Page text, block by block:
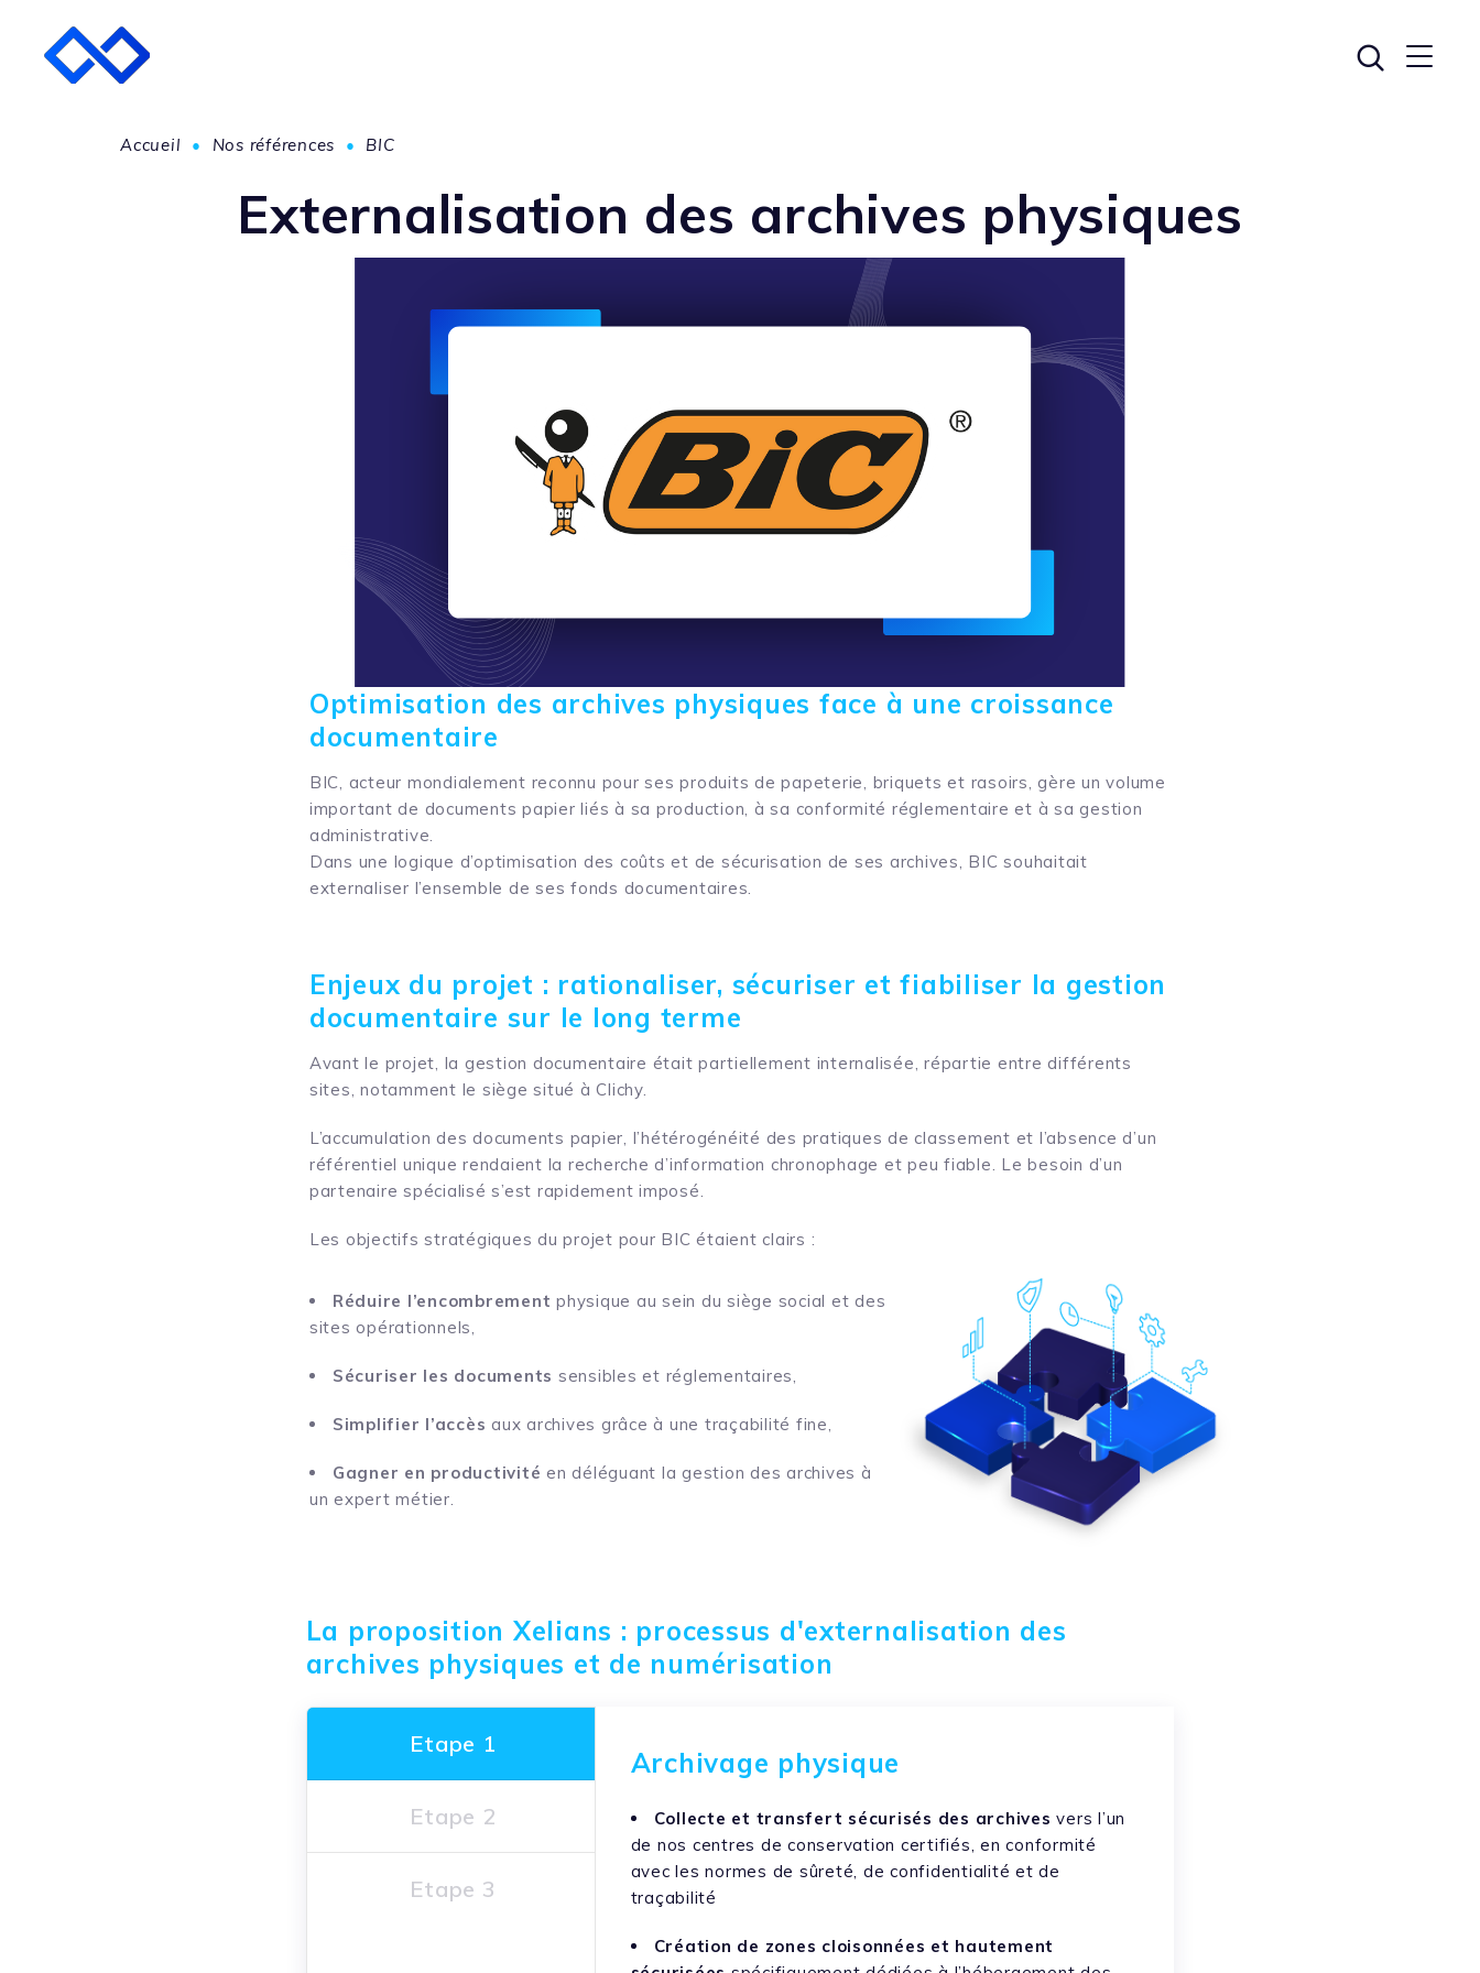
Accueil • Nos références • BIC
Externalisation des archives physiques
Optimisation des archives physiques face à une croissance
documentaire
BIC, acteur mondialement reconnu pour ses produits de papeterie, briquets et rasoirs, gère un volume
important de documents papier liés à sa production, à sa conformité réglementaire et à sa gestion
administrative.
Dans une logique d’optimisation des coûts et de sécurisation de ses archives, BIC souhaitait
externaliser l’ensemble de ses fonds documentaires.
Enjeux du projet : rationaliser, sécuriser et fiabiliser la gestion
documentaire sur le long terme
Avant le projet, la gestion documentaire était partiellement internalisée, répartie entre différents
sites, notamment le siège situé à Clichy.
L’accumulation des documents papier, l’hétérogénéité des pratiques de classement et l’absence d’un
référentiel unique rendaient la recherche d’information chronophage et peu fiable. Le besoin d’un
partenaire spécialisé s’est rapidement imposé.
Les objectifs stratégiques du projet pour BIC étaient clairs :
Réduire l’encombrementphysique au sein du siège social et des
sites opérationnels,
Sécuriser les documents sensibles et réglementaires,
Simplifier l’accès aux archives grâce à une traçabilité fine,
Gagner en productivité en déléguant la gestion des archives à
un expert métier.
La proposition Xelians : processus d'externalisation des
archives physiques et de numérisation
Etape 1
Etape 2
Etape 3
Archivage physique
Collecte et transfert sécurisés des archives vers l’un
de nos centres de conservation certifiés, en conformité
avec les normes de sûreté, de confidentialité et de
traçabilité
Création de zones cloisonnées et hautement